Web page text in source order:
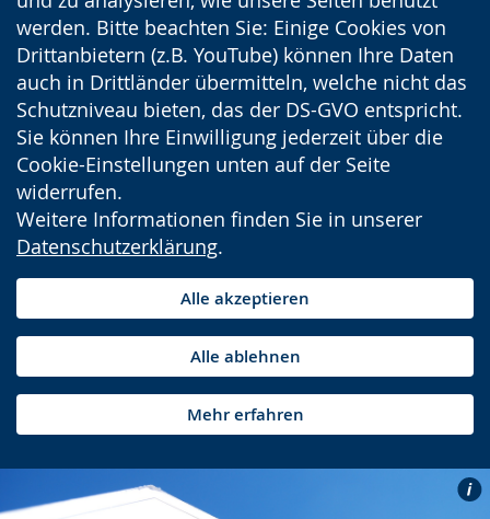
werden. Bitte beachten Sie: Einige Cookies von
Drittanbietern (z.B. YouTube) können Ihre Daten
auch in Drittländer übermitteln, welche nicht das
Schutzniveau bieten, das der DS-GVO entspricht.
Sie können Ihre Einwilligung jederzeit über die
Cookie-Einstellungen unten auf der Seite
widerrufen.
Weitere Informationen finden Sie in unserer
Datenschutzerklärung.
Alle akzeptieren
Alle ablehnen
Mehr erfahren